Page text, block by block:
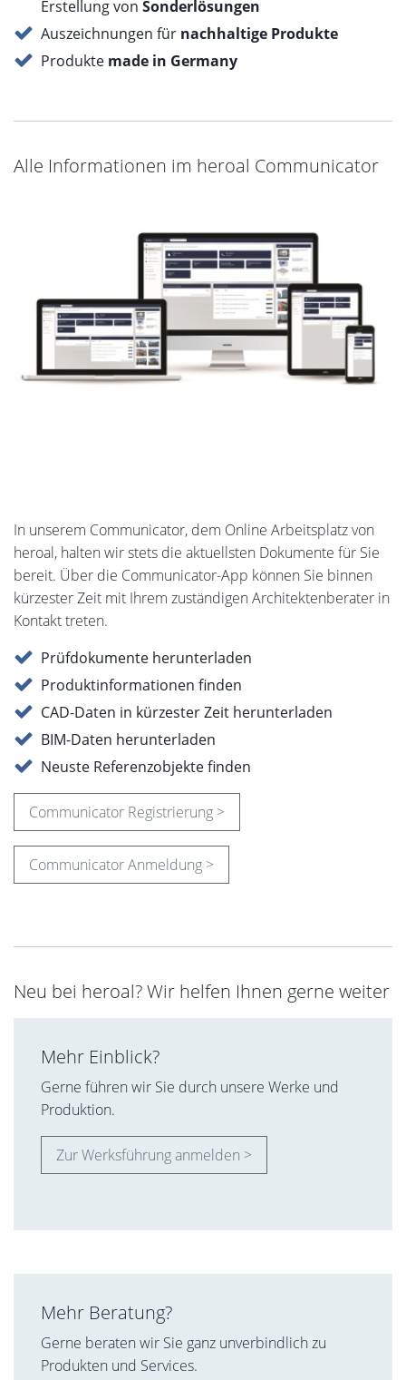
Erstellung von Sonderlösungen
Auszeichnungen für nachhaltige Produkte
Produkte made in Germany
Alle Informationen im heroal Communicator
In unserem Communicator, dem Online Arbeitsplatz von
heroal, halten wir stets die aktuellsten Dokumente für Sie
bereit. Über die Communicator-App können Sie binnen
kürzester Zeit mit Ihrem zuständigen Architektenberater in
Kontakt treten.
Prüfdokumente herunterladen
Produktinformationen finden
CAD-Daten in kürzester Zeit herunterladen
BIM-Daten herunterladen
Neuste Referenzobjekte finden
Communicator Registrierung >
Communicator Anmeldung >
Neu bei heroal? Wir helfen Ihnen gerne weiter
Mehr Einblick?
Gerne führen wir Sie durch unsere Werke und
Produktion.
Zur Werksführung anmelden >
Mehr Beratung?
Gerne beraten wir Sie ganz unverbindlich zu
Produkten und Services.